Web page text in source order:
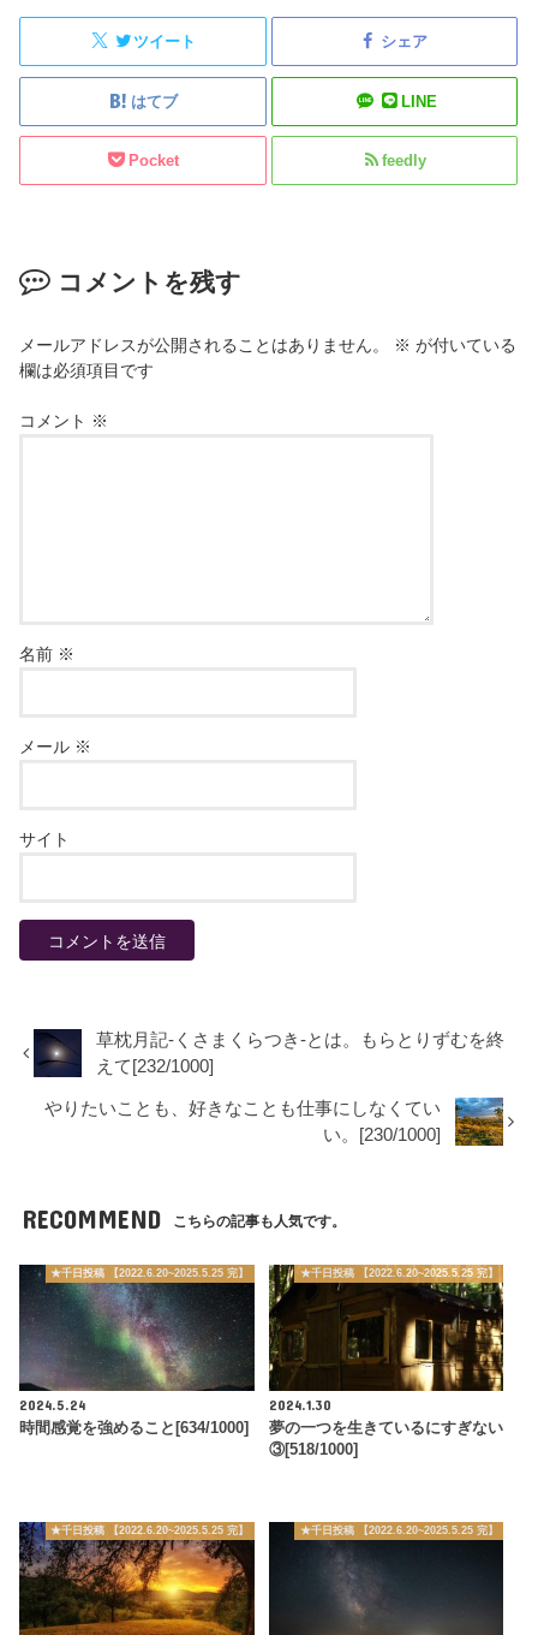
ツイート シェア
はてブ LINE
Pocket feedly
コメントを残す
メールアドレスが公開されることはありません。 ※ が付いている
欄は必須項目です
コメント ※
名前 ※
メール ※
サイト
草枕月記-くさまくらつき-とは。もらとりずむを終
えて[232/1000]
やりたいことも、好きなことも仕事にしなくてい
い。[230/1000]
RECOMMEND こちらの記事も人気です。
★千日投稿 【2022.6.20~2025.5.25 完】
2024.5.24
時間感覚を強めること[634/1000]
★千日投稿 【2022.6.20~2025.5.25 完】
2024.1.30
夢の一つを生きているにすぎない
③[518/1000]
★千日投稿 【2022.6.20~2025.5.25 完】 ★千日投稿 【2022.6.20~2025.5.25 完】